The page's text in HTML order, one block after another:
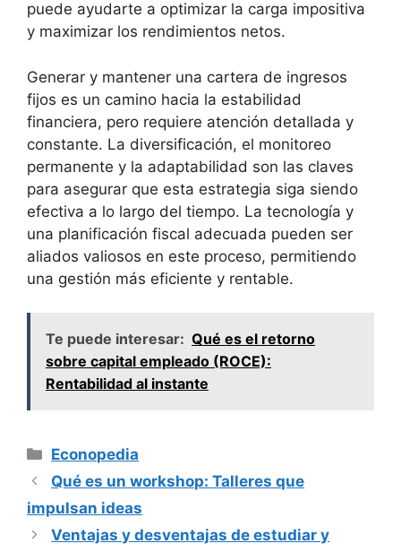
puede ayudarte ‌a optimizar la carga impositiva
y maximizar los rendimientos netos.
Generar y‌ mantener ‍una ‌cartera de ingresos
fijos es ⁣un camino⁣ hacia‌ la estabilidad⁣
financiera, pero ‌requiere atención⁢ detallada y
constante. La diversificación, el monitoreo
‍permanente y ‌la adaptabilidad son las claves
para asegurar que esta estrategia⁢ siga siendo​
efectiva⁣ a lo ‌largo del ‍tiempo.⁣ La tecnología y
una planificación ⁣fiscal adecuada ‌pueden ser
aliados valiosos en‌ este ⁣proceso, permitiendo
una gestión más eficiente y rentable.
Te puede interesar: Qué es el retorno
sobre capital empleado (ROCE):
Rentabilidad al instante
Categorías
Econopedia
Qué es un workshop: Talleres que
impulsan ideas
Ventajas y desventajas de estudiar y